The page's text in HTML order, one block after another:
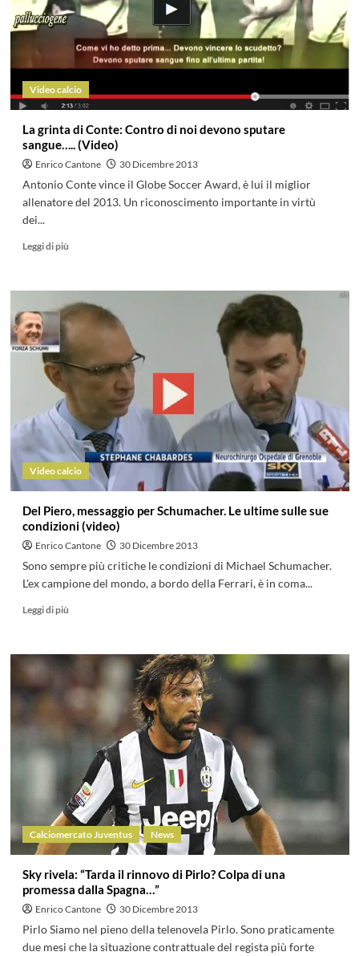
Video calcio
La grinta di Conte: Contro di noi devono sputare
sangue….. (Video)
Enrico Cantone 30 Dicembre 2013
Antonio Conte vince il Globe Soccer Award, è lui il miglior
allenatore del 2013. Un riconoscimento importante in virtù
dei...
Leggi di più
Video calcio
Del Piero, messaggio per Schumacher. Le ultime sulle sue
condizioni (video)
Enrico Cantone 30 Dicembre 2013
Sono sempre più critiche le condizioni di Michael Schumacher.
L'ex campione del mondo, a bordo della Ferrari, è in coma...
Leggi di più
Calciomercato Juventus News
Sky rivela: “Tarda il rinnovo di Pirlo? Colpa di una
promessa dalla Spagna…”
Enrico Cantone 30 Dicembre 2013
Pirlo Siamo nel pieno della telenovela Pirlo. Sono praticamente
due mesi che la situazione contrattuale del regista più forte